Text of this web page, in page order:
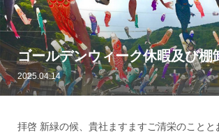
ゴールデンウィーク休暇及び棚
2025.04.14
拝啓 新緑の候、貴社ますますご清栄のことと